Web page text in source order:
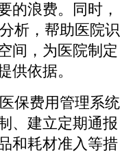
的浪费。同时，
析，帮助医院识
间，为医院制定
供依据。
保费用管理系统
、建立定期通报
和耗材准入等措